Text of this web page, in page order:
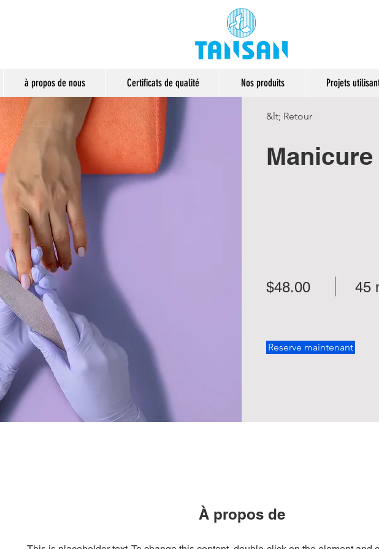
à propos de nous Certificats de qualité Nos produits Projets
&lt; Retour
Manicure
$48.00 45
Reserve maintenant
À propos de